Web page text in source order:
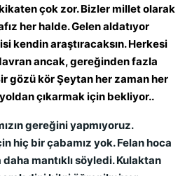
çok zor. Bizler millet olarak
her halde. Gelen aldatıyor
kendin araştıracaksın. Herkesi
ancak, gereğinden fazla
gözü kör Şeytan her zaman her
çıkarmak için bekliyor..
gereğini yapmıyoruz.
hiç bir çabamız yok. Felan hoca
mantıklı söyledi. Kulaktan